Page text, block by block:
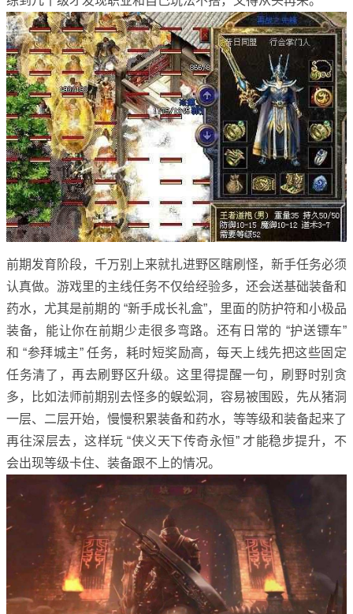
前期发育阶段，千万别上来就扎进野区瞎刷怪，新手任务必须
认真做。游戏里的主线任务不仅给经验多，还会送基础装备和
药水，尤其是前期的 “新手成长礼盒”，里面的防护符和小极品
装备，能让你在前期少走很多弯路。还有日常的 “护送镖车”
和 “参拜城主” 任务，耗时短奖励高，每天上线先把这些固定
任务清了，再去刷野区升级。这里得提醒一句，刷野时别贪
多，比如法师前期别去怪多的蜈蚣洞，容易被围殴，先从猪洞
一层、二层开始，慢慢积累装备和药水，等等级和装备起来了
再往深层去，这样玩 “侠义天下传奇永恒” 才能稳步提升，不
会出现等级卡住、装备跟不上的情况。